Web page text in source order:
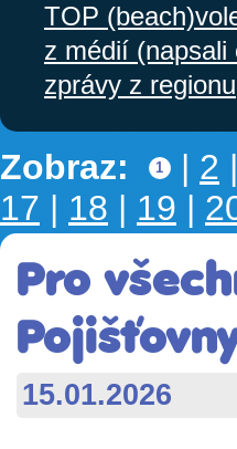
TOP
z médií (napsali
zprávy z regionu
Zobraz: 1 | 2 |
17 | 18 | 19 |
Pro
15.01.2026